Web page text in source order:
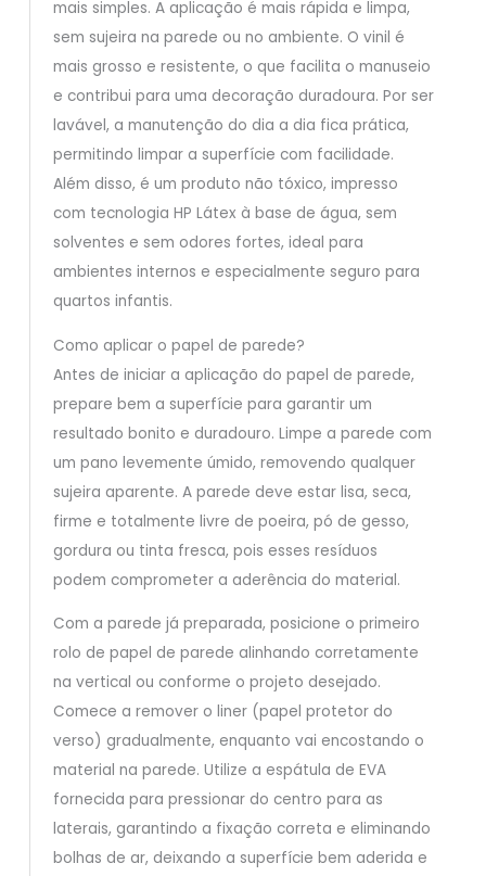
mais simples. A aplicação é mais rápida e limpa,
sem sujeira na parede ou no ambiente. O vinil é
mais grosso e resistente, o que facilita o manuseio
e contribui para uma decoração duradoura. Por ser
lavável, a manutenção do dia a dia fica prática,
permitindo limpar a superfície com facilidade.
Além disso, é um produto não tóxico, impresso
com tecnologia HP Látex à base de água, sem
solventes e sem odores fortes, ideal para
ambientes internos e especialmente seguro para
quartos infantis.
Como aplicar o papel de parede?
Antes de iniciar a aplicação do papel de parede,
prepare bem a superfície para garantir um
resultado bonito e duradouro. Limpe a parede com
um pano levemente úmido, removendo qualquer
sujeira aparente. A parede deve estar lisa, seca,
firme e totalmente livre de poeira, pó de gesso,
gordura ou tinta fresca, pois esses resíduos
podem comprometer a aderência do material.
Com a parede já preparada, posicione o primeiro
rolo de papel de parede alinhando corretamente
na vertical ou conforme o projeto desejado.
Comece a remover o liner (papel protetor do
verso) gradualmente, enquanto vai encostando o
material na parede. Utilize a espátula de EVA
fornecida para pressionar do centro para as
laterais, garantindo a fixação correta e eliminando
bolhas de ar, deixando a superfície bem aderida e